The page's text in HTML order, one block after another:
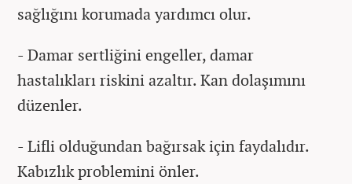
sağlığını korumada yardımcı olur.
- Damar sertliğini engeller, damar
hastalıkları riskini azaltır. Kan dolaşımını
düzenler.
- Lifli olduğundan bağırsak için faydalıdır.
Kabızlık problemini önler.